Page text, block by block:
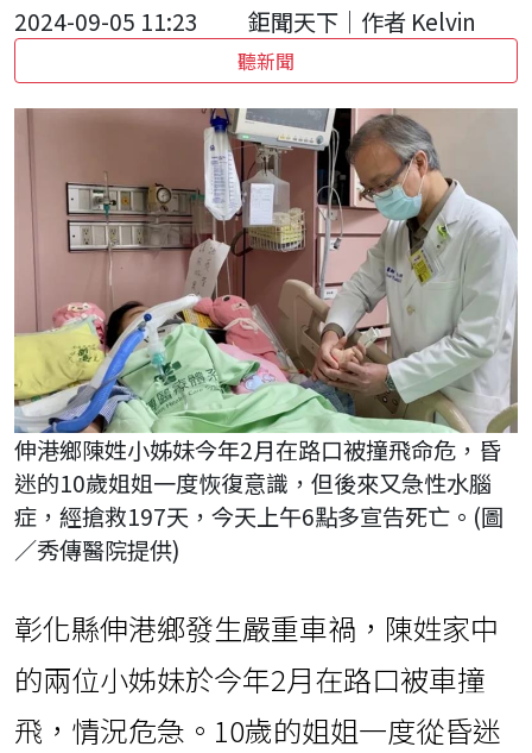
2024-09-05 11:23 鉅聞天下｜作者 Kelvin
聽新聞
伸港鄉陳姓小姊妹今年2月在路口被撞飛命危，昏
迷的10歲姐姐一度恢復意識，但後來又急性水腦
症，經搶救197天，今天上午6點多宣告死亡。(圖
／秀傳醫院提供)
彰化縣伸港鄉發生嚴重車禍，陳姓家中
的兩位小姊妹於今年2月在路口被車撞
飛，情況危急。10歲的姐姐一度從昏迷